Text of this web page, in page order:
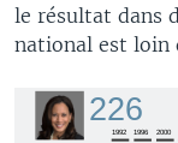
le résultat dans
national est loin